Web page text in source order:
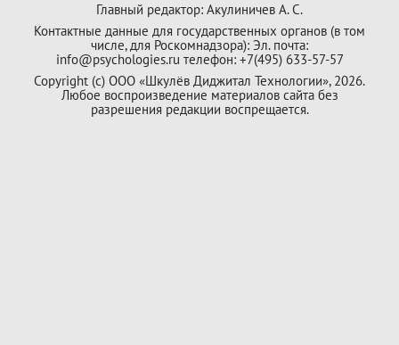
Главный редактор: Акулиничев А. С.
Контактные данные для государственных органов (в том
числе, для Роскомнадзора): Эл. почта:
info@psychologies.ru телефон: +7(495) 633-57-57
Copyright (с) ООО «Шкулёв Диджитал Технологии», 2026.
Любое воспроизведение материалов сайта без
разрешения редакции воспрещается.